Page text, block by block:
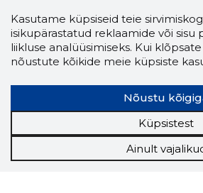
Storybook
Chrome
Storybooki laiendus ütleb Sulle,
veebilehel Sa parajasti viibid ja
LAADI
Kasutame küpsiseid teie
isikupärastatud reklaamide või sisu
liikluse analüüsimiseks. Kui
nõustute kõikide meie küpsiste
Nõustu
Küpsistest
Ainult